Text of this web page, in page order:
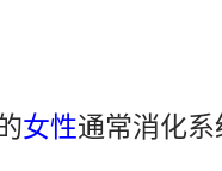
女性通常消化